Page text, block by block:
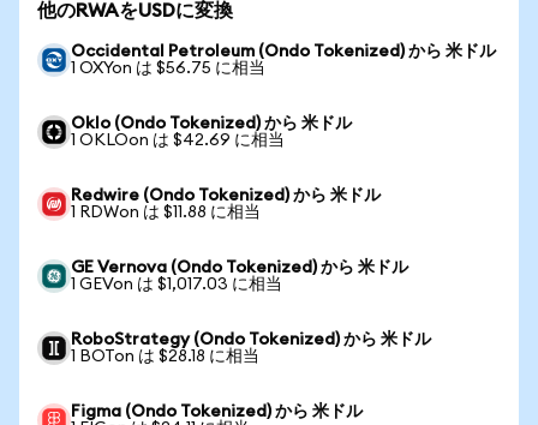
他のRWAをUSDに変換
Occidental Petroleum (Ondo Tokenized) から 米ドル
1 OXYon は $56.75 に相当
Oklo (Ondo Tokenized) から 米ドル
1 OKLOon は $42.69 に相当
Redwire (Ondo Tokenized) から 米ドル
1 RDWon は $11.88 に相当
GE Vernova (Ondo Tokenized) から 米ドル
1 GEVon は $1,017.03 に相当
RoboStrategy (Ondo Tokenized) から 米ドル
1 BOTon は $28.18 に相当
Figma (Ondo Tokenized) から 米ドル